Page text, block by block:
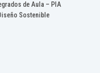
de Aula – PIA
Sostenible